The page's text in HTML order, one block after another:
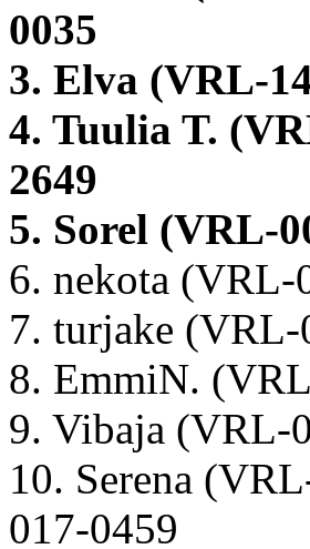
0035
3. Elva (VRL-
4. Tuulia T.
2649
5. Sorel (VRL-
6. nekota
7. turjake (VRL-
8. EmmiN.
9. Vibaja (VRL-
10. Serena
017-0459